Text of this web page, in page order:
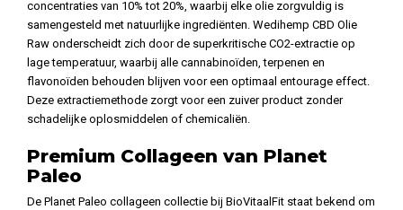
concentraties van 10% tot 20%, waarbij elke olie zorgvuldig is
samengesteld met natuurlijke ingrediënten. Wedihemp CBD Olie
Raw onderscheidt zich door de superkritische CO2-extractie op
lage temperatuur, waarbij alle cannabinoïden, terpenen en
flavonoïden behouden blijven voor een optimaal entourage effect.
Deze extractiemethode zorgt voor een zuiver product zonder
schadelijke oplosmiddelen of chemicaliën.
Premium Collageen van Planet
Paleo
De Planet Paleo collageen collectie bij BioVitaalFit staat bekend om